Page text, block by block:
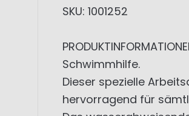
SKU: 1001252
Schwimmhilfe.
Dieser spezielle
hervorragend für